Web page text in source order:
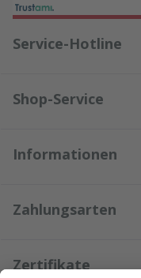
Service-Hotline
Shop-Service
Informationen
Zahlungsarten
Zertifikate